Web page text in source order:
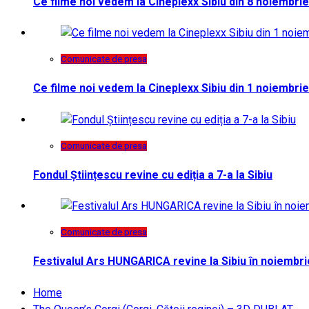
Comunicate de presa
Ce filme noi vedem la Cineplexx Sibiu din 1 noiembrie
Comunicate de presa
Fondul Științescu revine cu ediția a 7-a la Sibiu
Comunicate de presa
Festivalul Ars HUNGARICA revine la Sibiu în
Home